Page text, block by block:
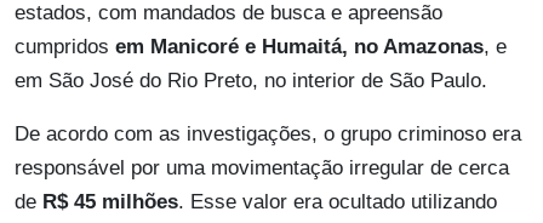
estados, com mandados de busca e apreensão
cumpridos em Manicoré e Humaitá, no Amazonas, e
em São José do Rio Preto, no interior de São Paulo.
De acordo com as investigações, o grupo criminoso era
responsável por uma movimentação irregular de cerca
de R$ 45 milhões. Esse valor era ocultado utilizando